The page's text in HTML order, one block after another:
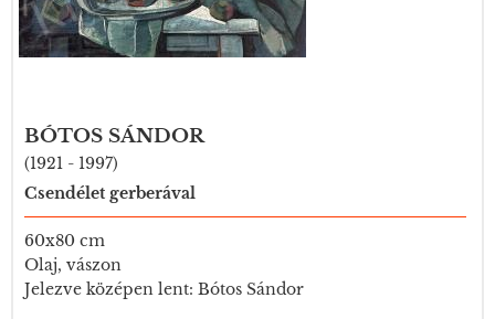
BÓTOS SÁNDOR
(1921 - 1997)
Csendélet gerberával
60x80 cm
Olaj, vászon
Jelezve középen lent: Bótos Sándor